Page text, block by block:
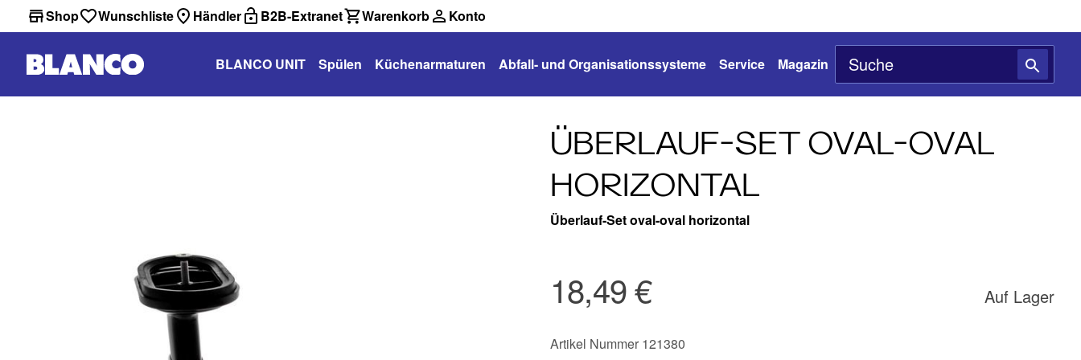
Shop Wunschliste Händler B2B-Extranet Warenkorb Konto
BLANCO UNIT Spülen Küchenarmaturen Abfall- und Organisationssysteme Service Magazin
ÜBERLAUF-SET OVAL-OVAL
HORIZONTAL
Überlauf-Set oval-oval horizontal
18,49 € Auf Lager
Artikel Nummer 121380